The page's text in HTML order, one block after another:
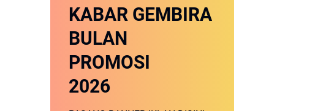
KABAR GEMBIRA
BULAN
PROMOSI
2026